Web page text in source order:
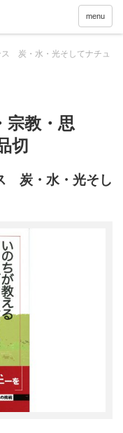
menu
ス 炭・水・光そしてナチュ
宗教・思
切
炭・水・光そし